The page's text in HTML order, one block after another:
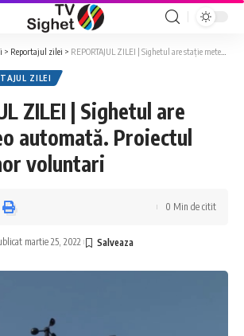
> Reportajul zilei > REPORTAJUL ZILEI | Sighetul are stație meteo automată. Proiectul aparține unor voluntari
ZILEI
ZILEI | Sighetul are
automată. Proiectul
voluntari
martie 25, 2022
0 Min de citit